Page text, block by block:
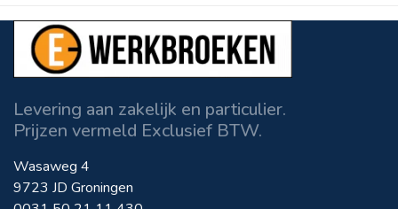
Levering aan zakelijk en particulier.
Prijzen vermeld Exclusief BTW.
Wasaweg 4
9723 JD Groningen